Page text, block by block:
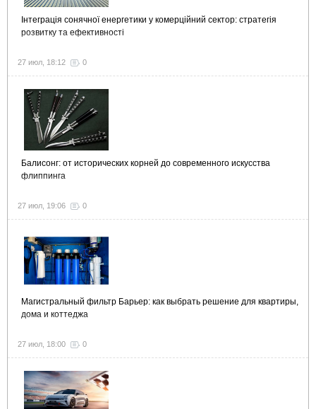
Інтеграція сонячної енергетики у комерційний сектор: стратегія
розвитку та ефективності
27 июл, 18:12 0
Балисонг: от исторических корней до современного искусства
флиппинга
27 июл, 19:06 0
Магистральный фильтр Барьер: как выбрать решение для квартиры,
дома и коттеджа
27 июл, 18:00 0